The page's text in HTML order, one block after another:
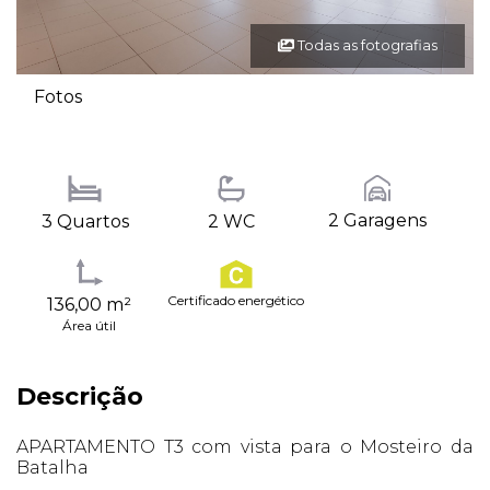
Todas as fotografias
Fotos
3 Quartos 2 WC 2 Garagens
136,00 m²
Área útil
Certificado energético
Descrição
APARTAMENTO T3 com vista para o Mosteiro da
Batalha